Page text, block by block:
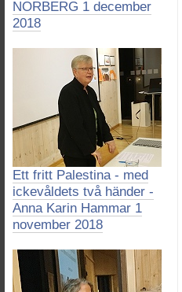
NORBERG 1 december
2018
Ett fritt Palestina - med
ickevåldets två händer -
Anna Karin Hammar 1
november 2018